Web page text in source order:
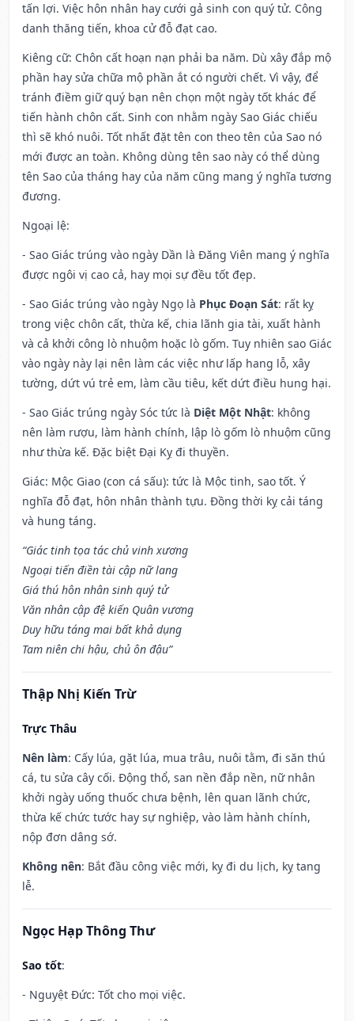
tấn lợi. Việc hôn nhân hay cưới gả sinh con quý tử. Công
danh thăng tiến, khoa cử đỗ đạt cao.
Kiêng cữ: Chôn cất hoạn nạn phải ba năm. Dù xây đắp mộ
phần hay sửa chữa mộ phần ắt có người chết. Vì vậy, để
tránh điềm giữ quý bạn nên chọn một ngày tốt khác để
tiến hành chôn cất. Sinh con nhằm ngày Sao Giác chiếu
thì sẽ khó nuôi. Tốt nhất đặt tên con theo tên của Sao nó
mới được an toàn. Không dùng tên sao này có thể dùng
tên Sao của tháng hay của năm cũng mang ý nghĩa tương
đương.
Ngoại lệ:
- Sao Giác trúng vào ngày Dần là Đăng Viên mang ý nghĩa
được ngôi vị cao cả, hay mọi sự đều tốt đẹp.
- Sao Giác trúng vào ngày Ngọ là Phục Đoạn Sát: rất kỵ
trong việc chôn cất, thừa kế, chia lãnh gia tài, xuất hành
và cả khởi công lò nhuộm hoặc lò gốm. Tuy nhiên sao Giác
vào ngày này lại nên làm các việc như lấp hang lỗ, xây
tường, dứt vú trẻ em, làm cầu tiêu, kết dứt điều hung hại.
- Sao Giác trúng ngày Sóc tức là Diệt Một Nhật: không
nên làm rượu, làm hành chính, lập lò gốm lò nhuộm cũng
như thừa kế. Đặc biệt Đại Kỵ đi thuyền.
Giác: Mộc Giao (con cá sấu): tức là Mộc tinh, sao tốt. Ý
nghĩa đỗ đạt, hôn nhân thành tựu. Đồng thời kỵ cải táng
và hung táng.
“Giác tinh tọa tác chủ vinh xương
Ngoại tiến điền tài cập nữ lang
Giá thú hôn nhân sinh quý tử
Văn nhân cập đệ kiến Quân vương
Duy hữu táng mai bất khả dụng
Tam niên chi hậu, chủ ôn đậu”
Thập Nhị Kiến Trừ
Trực Thâu
Nên làm: Cấy lúa, gặt lúa, mua trâu, nuôi tằm, đi săn thú
cá, tu sửa cây cối. Động thổ, san nền đắp nền, nữ nhân
khởi ngày uống thuốc chưa bệnh, lên quan lãnh chức,
thừa kế chức tước hay sự nghiệp, vào làm hành chính,
nộp đơn dâng sớ.
Không nên: Bắt đầu công việc mới, kỵ đi du lịch, kỵ tang
lễ.
Ngọc Hạp Thông Thư
Sao tốt:
- Nguyệt Đức: Tốt cho mọi việc.